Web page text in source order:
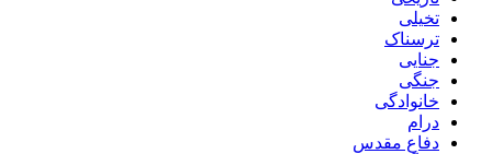
تخیلی
ترسناک
جنایی
جنگی
خانوادگی
درام
دفاع مقدس